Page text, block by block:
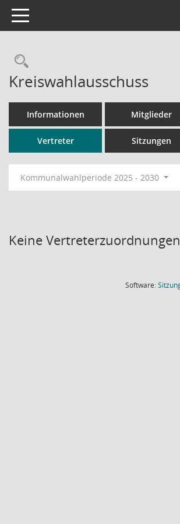
Toggle navigation
Rechercheauswahl
Kreiswahlausschuss
Informationen Mitglieder
Vertreter Sitzungen
Kommunalwahlperiode 2025 - 2030
Keine
Software: